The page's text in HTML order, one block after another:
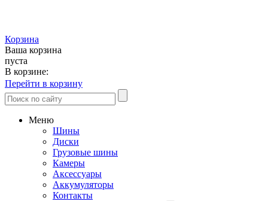
Корзина
Ваша корзина
пуста
В корзине:
Перейти в корзину
Меню
Шины
Диски
Грузовые шины
Камеры
Аксессуары
Аккумуляторы
Контакты